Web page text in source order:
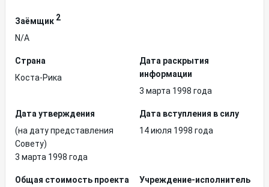
Заёмщик 2
N/A
Страна
Коста-Рика
Дата раскрытия
информации
3 марта 1998 года
Дата утверждения
(на дату представления
Совету)
3 марта 1998 года
Дата вступления в силу
14 июля 1998 года
Общая стоимость проекта
Учреждение-исполнитель